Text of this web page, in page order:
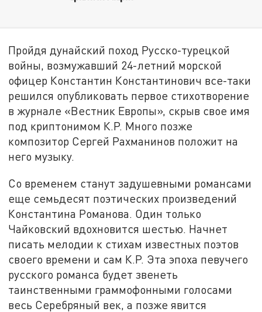
Пройдя дунайский поход Русско-турецкой
войны, возмужавший 24-летний морской
офицер Константин Константинович все-таки
решился опубликовать первое стихотворение
в журнале «Вестник Европы», скрыв свое имя
под криптонимом К.Р. Много позже
композитор Сергей Рахманинов положит на
него музыку.
Со временем станут задушевными романсами
еще семьдесят поэтических произведений
Константина Романова. Один только
Чайковский вдохновится шестью. Начнет
писать мелодии к стихам известных поэтов
своего времени и сам К.Р. Эта эпоха певучего
русского романса будет звенеть
таинственными граммофонными голосами
весь Серебряный век, а позже явится